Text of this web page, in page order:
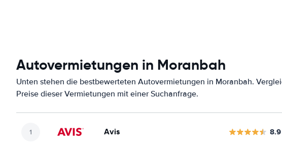
Autovermietungen in Moranbah
Unten stehen die bestbewerteten Autovermietungen in Moranbah.
Preise dieser Vermietungen mit einer Suchanfrage.
Avis 8.9